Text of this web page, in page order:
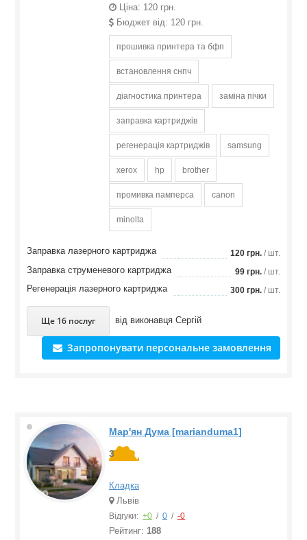
Ціна: 120 грн.
Бюджет від: 120 грн.
прошивка принтера та бфп
встановлення снпч
діагностика принтера заміна пічки
заправка картриджів
регенерація картриджів samsung
xerox hp brother
промивка памперса canon
minolta
Заправка лазерного картриджа 120 грн. / шт.
Заправка струменевого картриджа 99 грн. / шт.
Регенерація лазерного картриджа 300 грн. / шт.
Ще 16 послуг від виконавця Сергій
Запропонувати персональне замовлення
Мар'ян Дума [marianduma1]
3
Кладка
Львів
Відгуки: +0 / 0 / -0
Рейтинг: 188